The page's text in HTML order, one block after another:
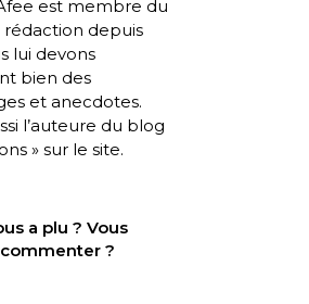
est membre du
depuis
lui devons
bien des
et anecdotes.
l’auteure du blog
» sur le site.
a plu ? Vous
?